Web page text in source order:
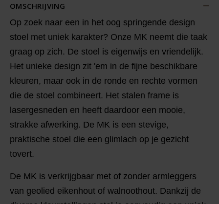
OMSCHRIJVING
Op zoek naar een in het oog springende design
stoel met uniek karakter? Onze MK neemt die taak
graag op zich. De stoel is eigenwijs en vriendelijk.
Het unieke design zit 'em in de fijne beschikbare
kleuren, maar ook in de ronde en rechte vormen
die de stoel combineert. Het stalen frame is
lasergesneden en heeft daardoor een mooie,
strakke afwerking. De MK is een stevige,
praktische stoel die een glimlach op je gezicht
tovert.
De MK is verkrijgbaar met of zonder armleggers
van geolied eikenhout of walnoothout. Dankzij de